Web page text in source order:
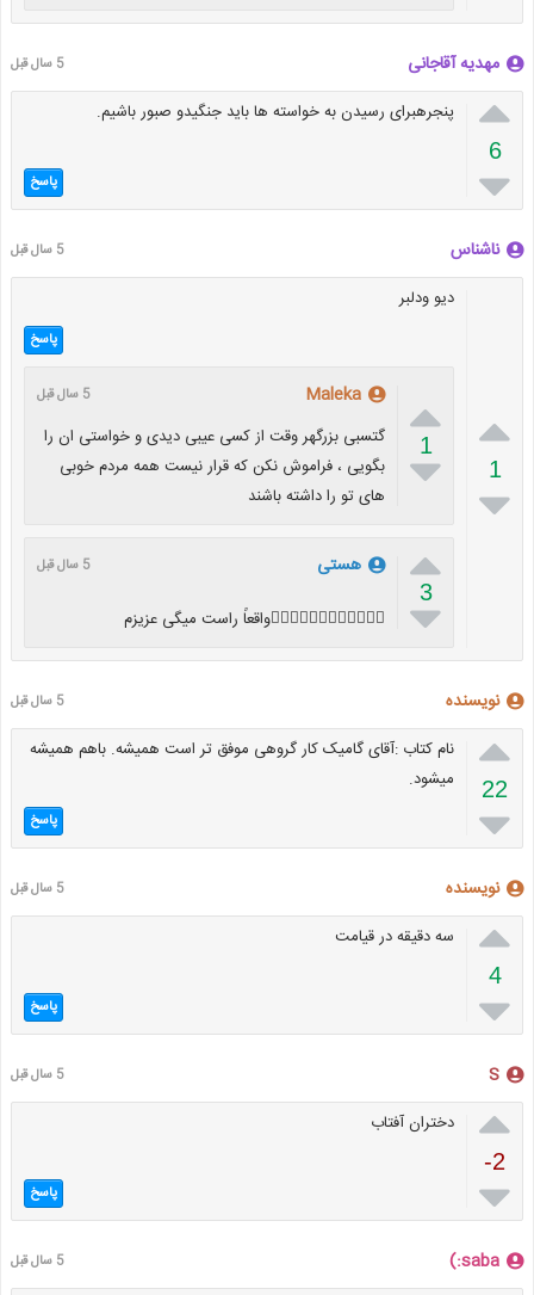
مهدیه آقاجانی 5 سال قبل

6

پنجرهبرای رسیدن به خواسته ها باید جنگیدو صبور باشیم.
پاسخ
ناشناس 5 سال قبل

1

دیو ودلبر
پاسخ

1

Maleka 5 سال قبل
گتسبی بزرگهر وقت از کسی عیبی دیدی و خواستی ان را
بگویی ، فراموش نکن که قرار نیست همه مردم خوبی
های تو را داشته باشند

3

هستی 5 سال قبل
👍🏻👍🏻👍🏻👍🏻💖💖💖💖واقعاً راست میگی عزیزم
نویسنده 5 سال قبل

22

نام کتاب :آقای گامیک کار گروهی موفق تر است همیشه. باهم همیشه
میشود.
پاسخ
نویسنده 5 سال قبل

4

سه دقیقه در قیامت
پاسخ
S 5 سال قبل

-2

دختران آفتاب
پاسخ
saba:) 5 سال قبل